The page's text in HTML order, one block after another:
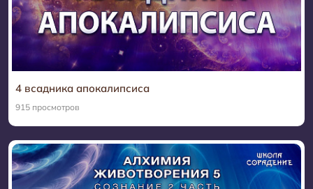
4 всадника апокалипсиса
915 просмотров